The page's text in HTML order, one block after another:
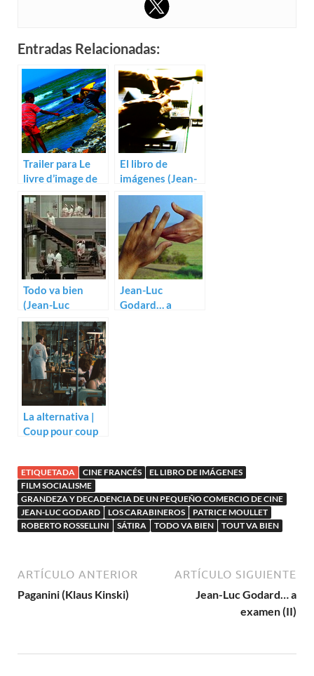
Entradas Relacionadas:
Trailer para Le
livre d’image de
Jean-Luc Godard
El libro de
imágenes (Jean-
Luc Godard)
Todo va bien
(Jean-Luc
Godard)
Jean-Luc
Godard… a
La alternativa |
Coup pour coup
ETIQUETADA CINE FRANCÉS
EL LIBRO DE IMÁGENES
FILM SOCIALISME
GRANDEZA Y DECADENCIA DE UN PEQUEÑO COMERCIO DE CINE
JEAN-LUC GODARD
LOS CARABINEROS
PATRICE MOULLET
ROBERTO ROSSELLINI
SÁTIRA TODO VA BIEN TOUT VA BIEN
ARTÍCULO ANTERIOR
Paganini (Klaus Kinski)
ARTÍCULO SIGUIENTE
Jean-Luc Godard… a
examen (II)